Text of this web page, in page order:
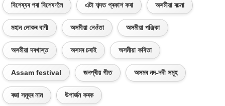
বিশেষ্যৰ পৰা বিশেষণলৈ এটা শব্দত প্ৰকাশ কৰা অসমীয়া ৰচনা
মহান লোকৰ বাণী অসমীয়া নেওঁতা অসমীয়া পঞ্জিকা
অসমীয়া দৰখাস্ত অসমৰ চৰাই অসমীয়া কবিতা
Assam festival জনপ্ৰীয় গীত অসমৰ নদ-নদী সমূহ
ৰজা সমূহৰ নাম উপাৰ্জন কৰক